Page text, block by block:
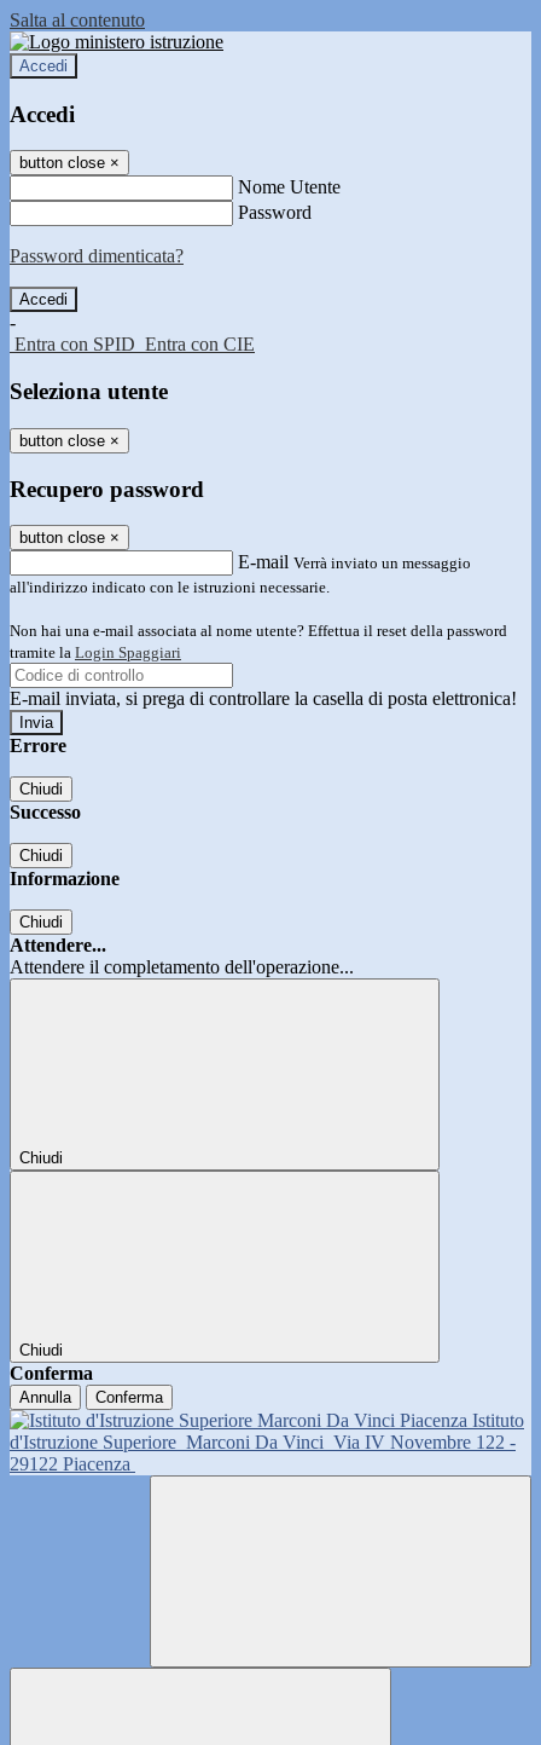
Salta al contenuto
Accedi
Accedi
button close ×
Nome Utente
Password
Password dimenticata?
-
Entra con SPID Entra con CIE
Seleziona utente
button close ×
Recupero password
button close ×
E-mail Verrà inviato un messaggio
all'indirizzo indicato con le istruzioni necessarie.
Non hai una e-mail associata al nome utente? Effettua il reset della password
tramite la Login Spaggiari
E-mail inviata, si prega di controllare la casella di posta elettronica!
Errore
Chiudi
Successo
Chiudi
Informazione
Chiudi
Attendere...
Attendere il completamento dell'operazione...
Chiudi
Chiudi
Conferma
Annulla Conferma
Istituto
d'Istruzione Superiore Marconi Da Vinci Via IV Novembre 122 -
29122 Piacenza